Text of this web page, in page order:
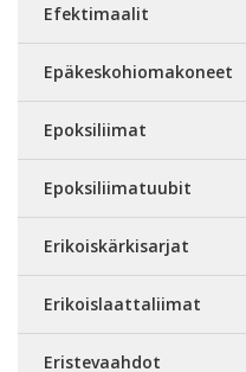
Efektimaalit
Epäkeskohiomakoneet
Epoksiliimat
Epoksiliimatuubit
Erikoiskärkisarjat
Erikoislaattaliimat
Eristevaahdot